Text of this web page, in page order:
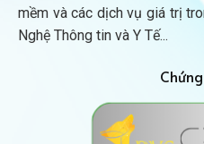
mềm và các dịch vụ giá trị
Nghệ Thông tin và Y Tế...